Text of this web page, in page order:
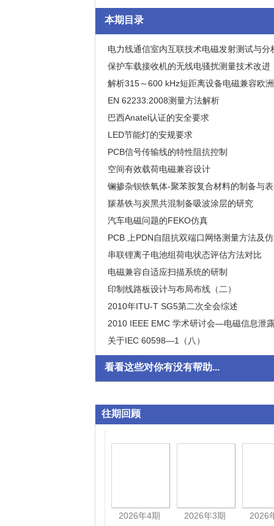
本期目录
电力线通信室内互联技术电磁发射测试与分
保护车载接收机的无线电骚扰测量技术改进
Improving of Radio Disturbance
Protection of On-board Receivers
解析315～600 kHz短距离设备电磁兼容欧
Interpretation on the European EMC
from 315 kHz to 600 kHz
EN 62233:2008测量方法解析
Analysis of Measurement Methods in EN
巴西Anatel认证的安全要求
Safety Requirements of Brazil Anatel
LED节能灯的安规要求
Safety Requirements for Self-ballasted
PCB信号传输线的特性阻抗控制
Controlling of Characteristic Impedance
PCB
空间有效载荷电磁兼容设计
EMC Design for Space Payload
镧掺杂钡铁氧体-聚苯胺复合材料的制备与
Preparation and Characteristics of
-polyaniline Composites
羰基铁与炭黑共混制备吸波涂层的研究
Study on the Preparation of Microwave
Employing Carbonyl-iron and Carbon Black
汽车电磁问题的FEKO仿真
FEKO Simulation on Automotive EM
PCB 上PDN自阻抗双端口网络测量方法及
串联锂离子电池组荷电状态评估方法对比
电磁兼容自适应扫描系统的研制
The Design and Implementation of EMC
印制线路板设计与布局布线（二）
PCB Design and Layout Part 2
2010年ITU-T SG5第二次全会综述
The Summary of the Second Plenary
2010 IEEE EMC 学术研讨会—电磁信息泄
2010 IEEE Symposium on EMC—EM
关于IEC 60598—1（八）
CTL Decision of IEC 60598—1 Part 8
看看这些对你有没有帮助...
往期回顾
2026年4期 2026年3期 2026